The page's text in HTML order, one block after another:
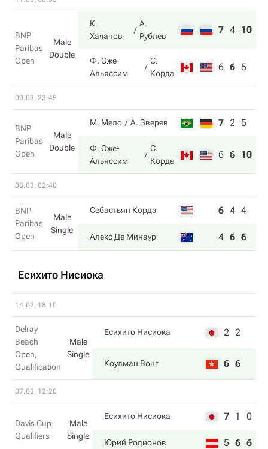
BNP
Paribas
Open
Male
Double
К.
Хачанов
А.
Рублев
7 4 10
Ф. Оже-
Альяссим
С.
Корда
6 6 5
09.03, 23:45
BNP
Paribas
Open
Male
Double
М. Мело А. Зверев 7 2 5
Ф. Оже-
Альяссим
С.
Корда
6 6 10
08.03, 02:40
BNP
Paribas
Open
Male
Single
Себастьян Корда 6 4 4
Алекс Де Минаур 4 6 6
Есихито Нисиока
14.02, 18:10
Delray
Beach
Open,
Qualification
Male
Single
Есихито Нисиока 2 2
Коулман Вонг 6 6
07.02, 12:20
Davis Cup
Qualifiers
Male
Single
Есихито Нисиока 7 1 0
Юрий Родионов 5 6 6